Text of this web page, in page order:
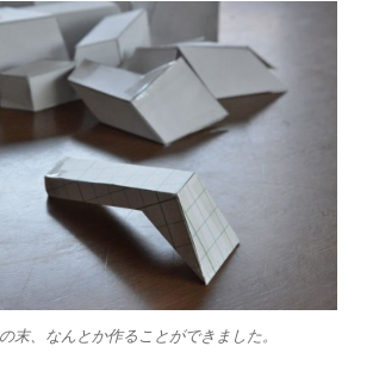
末、なんとか作ることができました。